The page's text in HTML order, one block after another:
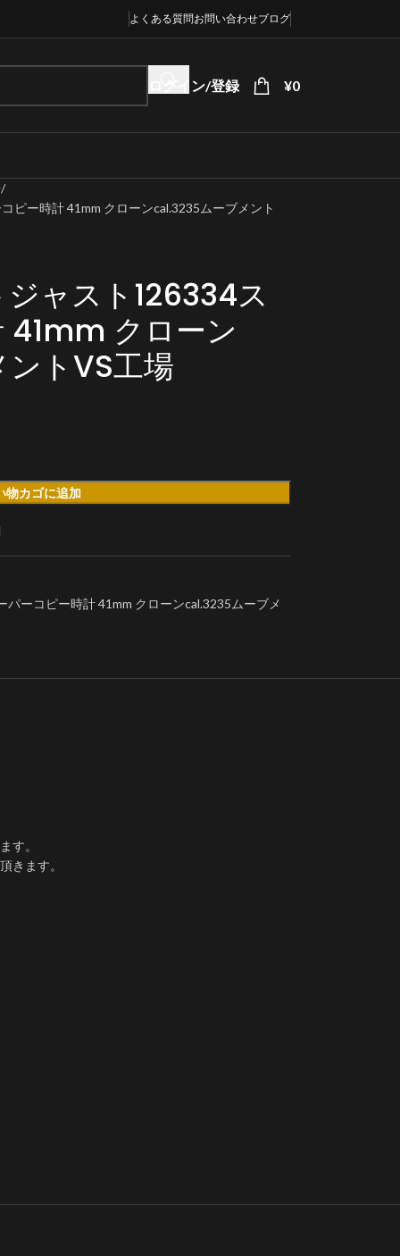
よくある質問お問い合わせブログ
ログイン/登録 ¥0
ピー時計 41mm クローンcal.3235ムーブメント
ャスト126334ス
41mm クローン
トVS工場
物カゴに追加
ーコピー時計 41mm クローンcal.3235ムーブメ
す。
きます。